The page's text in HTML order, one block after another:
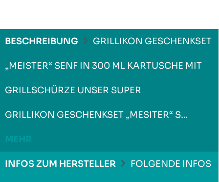
BESCHREIBUNG GRILLIKON GESCHENKSET
„MEISTER“ SENF IN 300 ML KARTUSCHE MIT
GRILLSCHÜRZE UNSER SUPER
GRILLIKON GESCHENKSET „MESITER“ S…
INFOS ZUM HERSTELLER FOLGENDE INFOS